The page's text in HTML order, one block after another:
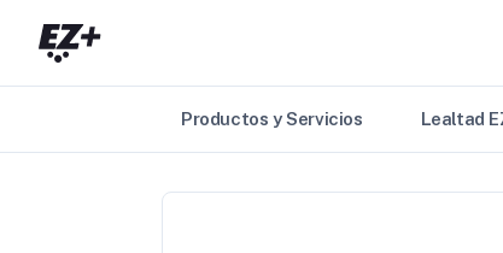
Productos y Servicios Lealtad